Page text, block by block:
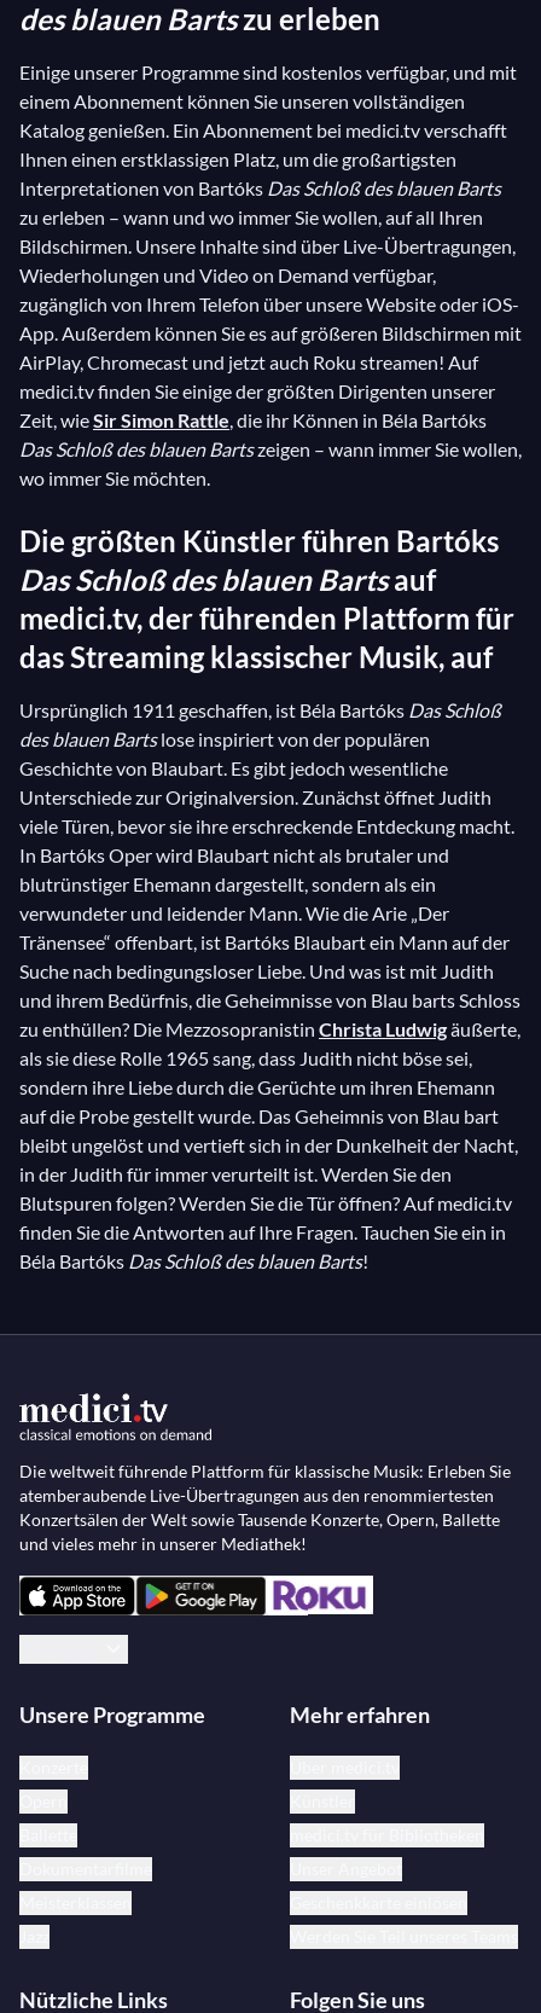
des blauen Bartszu erleben
Einige unserer Programme sind kostenlos verfügbar, und mit
einem Abonnement können Sie unseren vollständigen
Katalog genießen. Ein Abonnement bei medici.tv verschafft
Ihnen einen erstklassigen Platz, um die großartigsten
Interpretationen von Bartóks Das Schloß des blauen Barts
zu erleben – wann und wo immer Sie wollen, auf all Ihren
Bildschirmen. Unsere Inhalte sind über Live-Übertragungen,
Wiederholungen und Video on Demand verfügbar,
zugänglich von Ihrem Telefon über unsere Website oder iOS-
App. Außerdem können Sie es auf größeren Bildschirmen mit
AirPlay, Chromecast und jetzt auch Roku streamen! Auf
medici.tv finden Sie einige der größten Dirigenten unserer
Zeit, wieSir Simon Rattle, die ihr Können in Béla Bartóks
Das Schloß des blauen Bartszeigen – wann immer Sie wollen,
wo immer Sie möchten.
Die größten Künstler führen Bartóks
Das Schloß des blauen Bartsauf
medici.tv, der führenden Plattform für
das Streaming klassischer Musik, auf
Ursprünglich 1911 geschaffen, ist Béla Bartóks Das Schloß
des blauen Bartslose inspiriert von der populären
Geschichte von Blaubart. Es gibt jedoch wesentliche
Unterschiede zur Originalversion. Zunächst öffnet Judith
viele Türen, bevor sie ihre erschreckende Entdeckung macht.
In Bartóks Oper wird Blaubart nicht als brutaler und
blutrünstiger Ehemann dargestellt, sondern als ein
verwundeter und leidender Mann. Wie die Arie „Der
Tränensee“ offenbart, ist Bartóks Blaubart ein Mann auf der
Suche nach bedingungsloser Liebe. Und was ist mit Judith
und ihrem Bedürfnis, die Geheimnisse von Blau barts Schloss
zu enthüllen? Die Mezzosopranistin Christa Ludwigäußerte,
als sie diese Rolle 1965 sang, dass Judith nicht böse sei,
sondern ihre Liebe durch die Gerüchte um ihren Ehemann
auf die Probe gestellt wurde. Das Geheimnis von Blau bart
bleibt ungelöst und vertieft sich in der Dunkelheit der Nacht,
in der Judith für immer verurteilt ist. Werden Sie den
Blutspuren folgen? Werden Sie die Tür öffnen? Auf medici.tv
finden Sie die Antworten auf Ihre Fragen. Tauchen Sie ein in
Béla Bartóks Das Schloß des blauen Barts!
Die weltweit führende Plattform für klassische Musik: Erleben Sie
atemberaubende Live-Übertragungen aus den renommiertesten
Konzertsälen der Welt sowie Tausende Konzerte, Opern, Ballette
und vieles mehr in unserer Mediathek!
Unsere Programme Mehr erfahren
Nützliche Links Folgen Sie uns